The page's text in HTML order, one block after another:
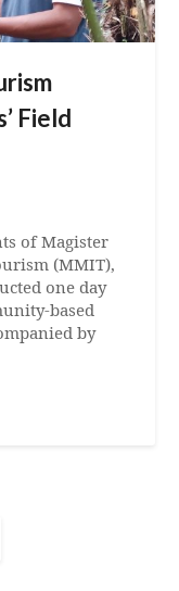
Field
of Magister
(MMIT),
one day
based
by